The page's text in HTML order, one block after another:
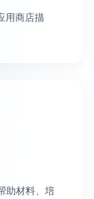
用商店描
助材料、培